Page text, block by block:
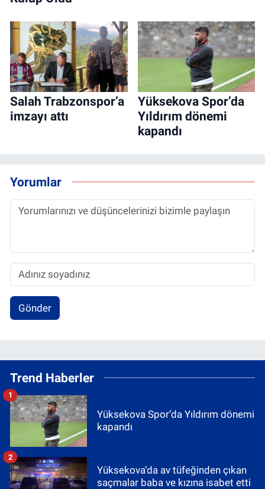
Salah Trabzonspor’a
imzayı attı
Yüksekova Spor’da
Yıldırım dönemi
kapandı
Yorumlar
Gönder
Trend Haberler
Yüksekova Spor’da Yıldırım dönemi
kapandı
1
Yüksekova’da av tüfeğinden çıkan
saçmalar baba ve kızına isabet etti
2